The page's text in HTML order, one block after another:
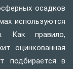
осадков
используются
Как правило,
оцинкованная
подбирается в